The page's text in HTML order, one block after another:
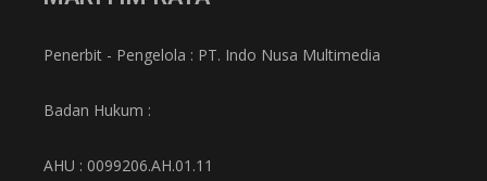
Penerbit - Pengelola : PT. Indo Nusa Multimedia
Badan Hukum :
AHU : 0099206.AH.01.11